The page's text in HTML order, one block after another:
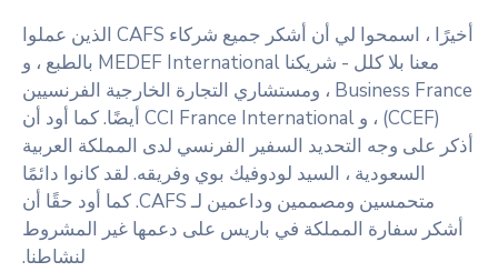
أخيرًا ، اسمحوا لي أن أشكر جميع شركاء CAFS الذين عملوا
معنا بلا كلل - شريكنا MEDEF International بالطبع ، و
Business France ، ومستشاري التجارة الخارجية الفرنسيين
(CCEF) ، و CCI France International أيضًا. كما أود أن
أذكر على وجه التحديد السفير الفرنسي لدى المملكة العربية
السعودية ، السيد لودوفيك بوي وفريقه. لقد كانوا دائمًا
متحمسين ومصممين وداعمين لـ CAFS. كما أود حقًا أن
أشكر سفارة المملكة في باريس على دعمها غير المشروط
لنشاطنا.